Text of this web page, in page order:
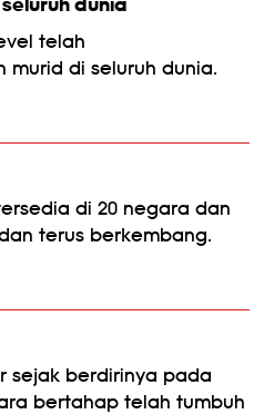
telah
murid di seluruh dunia.
di 20 negara dan
terus berkembang.
sejak berdirinya pada
bertahap telah tumbuh